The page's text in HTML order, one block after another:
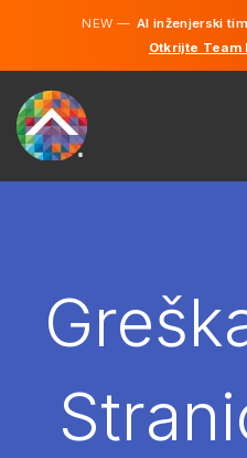
NEW —AI inženjerski
Otkrijte Team
NAJAM